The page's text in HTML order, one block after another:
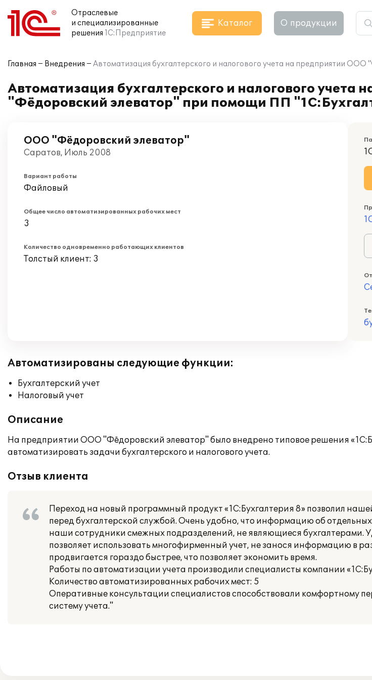
Отраслевые
и специализированные
решения 1С:Предприятие
Каталог О продукции
Главная Внедрения Автоматизация бухгалтерского и налогового учета на предприятии
Автоматизация бухгалтерского и налогового учета
"Фёдоровский элеватор" при помощи ПП
ООО "Фёдоровский элеватор"
Саратов, Июль 2008
Вариант работы
Файловый
Общее число автоматизированных рабочих мест
3
Количество одновременно работающих клиентов
Толстый клиент: 3
Автоматизированы следующие функции:
Бухгалтерский учет
Налоговый учет
Описание
На предприятии ООО "Фёдоровский элеватор" было внедрено типовое решения
автоматизировать задачи бухгалтерского и налогового учета.
Отзыв клиента
Переход на новый программный продукт «1С:Бухгалтерия 8» позволил
перед бухгалтерской службой. Очень удобно, что информацию об
наши сотрудники смежных подразделений, не являющиеся бухгалтерами.
позволяет использовать многофирменный учет, не занося информацию в
продвигается гораздо быстрее, что позволяет экономить время.
Работы по автоматизации учета производили специалисты компании
Количество автоматизированных рабочих мест: 5
Оперативные консультации специалистов способствовали комфортному
систему учета."